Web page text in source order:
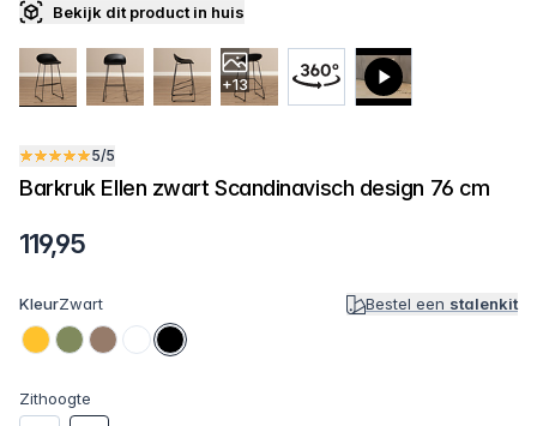
Bekijk dit product in huis
+13
5/5
Barkruk Ellen zwart Scandinavisch design 76 cm
119,95
KleurZwart Bestel een stalenkit
Zithoogte